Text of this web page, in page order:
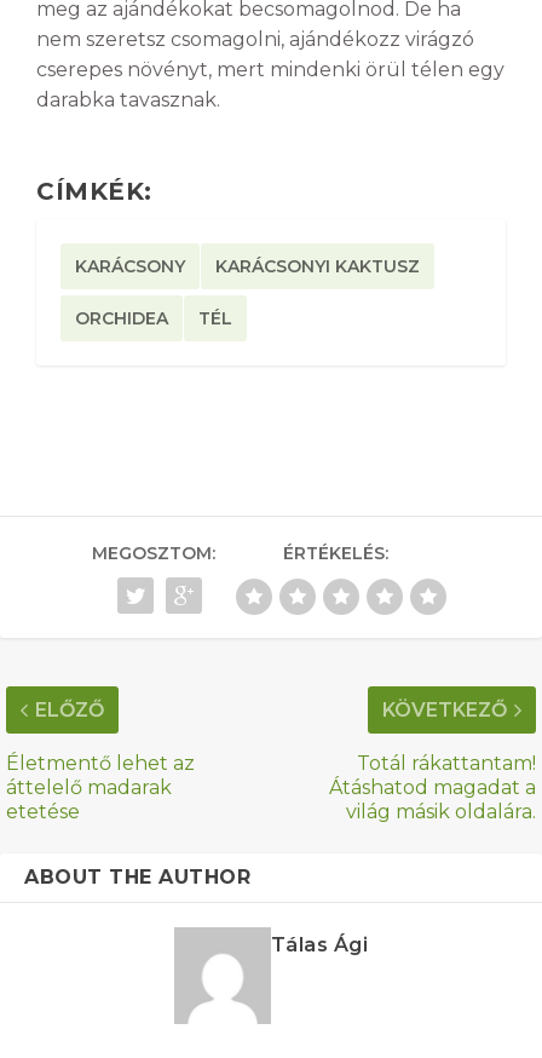
meg az ajándékokat becsomagolnod. De ha
nem szeretsz csomagolni, ajándékozz virágzó
cserepes növényt, mert mindenki örül télen egy
darabka tavasznak.
CÍMKÉK:
KARÁCSONY KARÁCSONYI KAKTUSZ
ORCHIDEA TÉL
MEGOSZTOM: ÉRTÉKELÉS:
ELŐZŐ
Életmentő lehet az
áttelelő madarak
etetése
KÖVETKEZŐ
Totál rákattantam!
Átáshatod magadat a
világ másik oldalára.
ABOUT THE AUTHOR
Tálas Ági